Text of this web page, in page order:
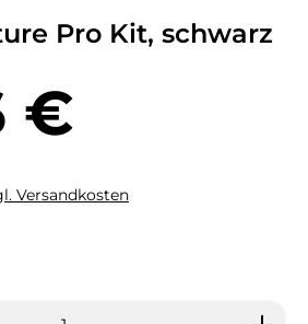
Pro Kit, schwarz
€
Versandkosten
Gib den gewünschten Wert